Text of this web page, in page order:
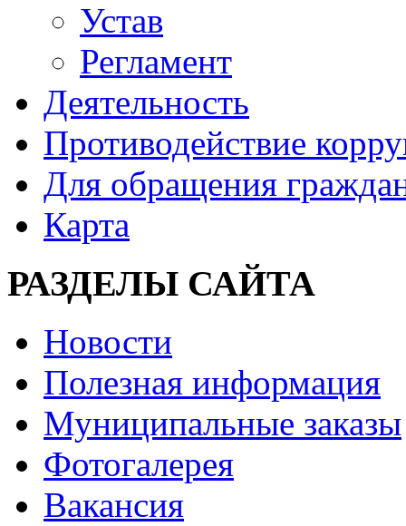
Устав
Регламент
Деятельность
Противодействие
Для обращения
Карта
РАЗДЕЛЫ САЙТА
Новости
Полезная информация
Муниципальные заказы
Фотогалерея
Вакансия